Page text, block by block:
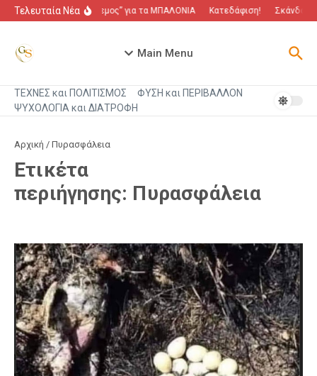
Μετάβαση στο περιεχόμενο
Τελευταία Νέα“Πόλεμος” για τα ΜΠΑΛΟΝΙΑ Κατεδάφιση! Σκάνδαλο
Main Menu
ΤΕΧΝΕΣ και ΠΟΛΙΤΙΣΜΟΣ
ΦΥΣΗ και ΠΕΡΙΒΑΛΛΟΝ
ΨΥΧΟΛΟΓΙΑ και ΔΙΑΤΡΟΦΗ
Αρχική / Πυρασφάλεια
Ετικέτα
περιήγησης: Πυρασφάλεια